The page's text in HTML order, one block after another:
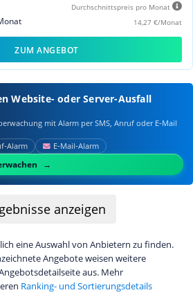
Durchschnittspreis pro Monat
14,27 €/Monat
ZUM ANGEBOT
Website- oder Server-Ausfall
mit Alarm per SMS, Anruf oder E‑Mail
E‑Mail‑Alarm
anzeigen
eine Auswahl von Anbietern zu finden.
Angebote weisen weitere
aus. Mehr
Ranking- und Sortierungsdetails